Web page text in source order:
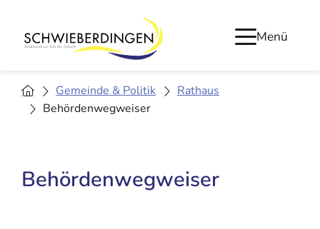
Menü
Gemeinde & Politik
Rathaus
Behördenwegweiser
Behördenwegweiser